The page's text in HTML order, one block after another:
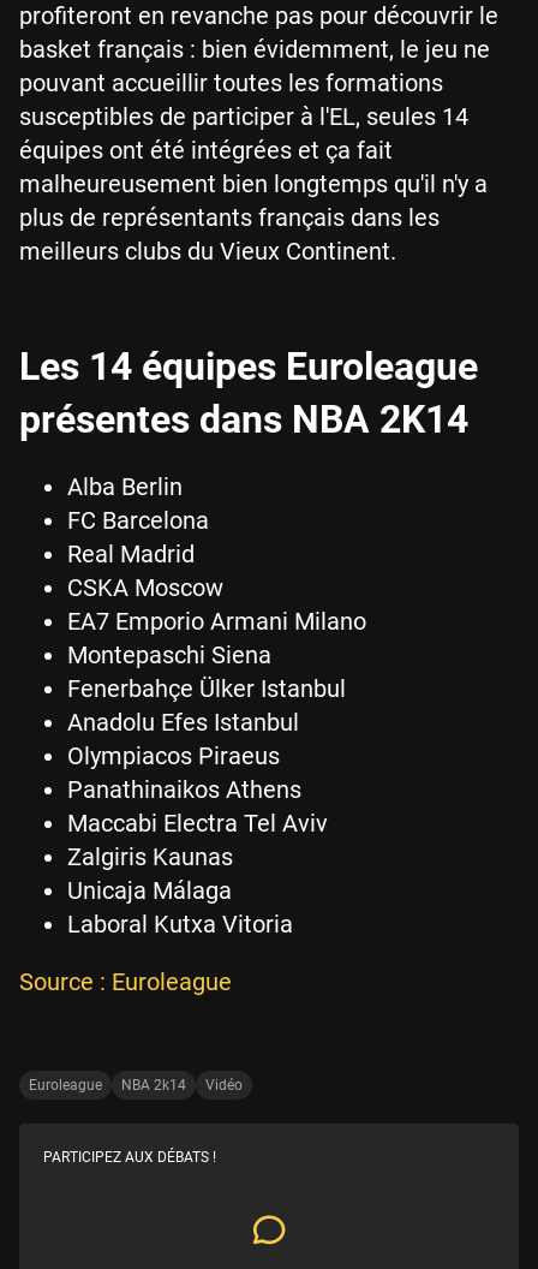
profiteront en revanche pas pour découvrir le
basket français : bien évidemment, le jeu ne
pouvant accueillir toutes les formations
susceptibles de participer à l'EL, seules 14
équipes ont été intégrées et ça fait
malheureusement bien longtemps qu'il n'y a
plus de représentants français dans les
meilleurs clubs du Vieux Continent.
Les 14 équipes Euroleague
présentes dans NBA 2K14
Alba Berlin
FC Barcelona
Real Madrid
CSKA Moscow
EA7 Emporio Armani Milano
Montepaschi Siena
Fenerbahçe Ülker Istanbul
Anadolu Efes Istanbul
Olympiacos Piraeus
Panathinaikos Athens
Maccabi Electra Tel Aviv
Zalgiris Kaunas
Unicaja Málaga
Laboral Kutxa Vitoria
Source : Euroleague
Euroleague NBA 2k14 Vidéo
PARTICIPEZ AUX DÉBATS !